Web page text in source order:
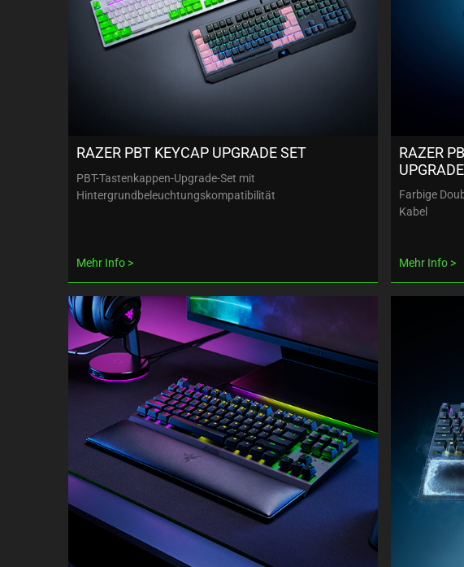
RAZER PBT KEYCAP UPGRADE SET
PBT-Tastenkappen-Upgrade-Set mit
Hintergrundbeleuchtungskompatibilität
Mehr Info
RAZER
Farbige
Kabel
Mehr Info